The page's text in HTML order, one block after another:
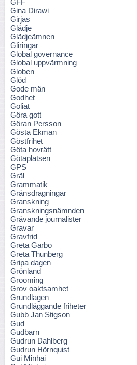
GFF
Gina Dirawi
Girjas
Glädje
Glädjeämnen
Gliringar
Global governance
Global uppvärmning
Globen
Glöd
Gode män
Godhet
Goliat
Göra gott
Göran Persson
Gösta Ekman
Göstfrihet
Göta hovrätt
Götaplatsen
GPS
Gräl
Grammatik
Gränsdragningar
Granskning
Granskningsnämnden
Grävande journalister
Gravar
Gravfrid
Greta Garbo
Greta Thunberg
Gripa dagen
Grönland
Grooming
Grov oaktsamhet
Grundlagen
Grundläggande friheter
Gubb Jan Stigson
Gud
Gudbarn
Gudrun Dahlberg
Gudrun Hörnquist
Gui Minhai